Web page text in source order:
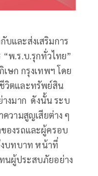
บและส่งเสริมการ
พ.ร.บ.รุกทั่วไทย”
ษก กรุงเทพฯ โดย
วิตและทรัพย์สิน
างมาก ดังนั้น ระบ
วามสูญเสียต่าง ๆ
องรถและผู้ครอบ
งบทบาท หน้าที่
นผู้ประสบภัยอย่าง